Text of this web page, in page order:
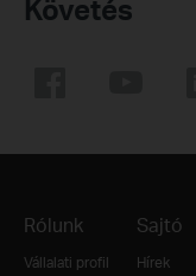
Követés
Rólunk
Vállalati profil
Sajtó
Hírek